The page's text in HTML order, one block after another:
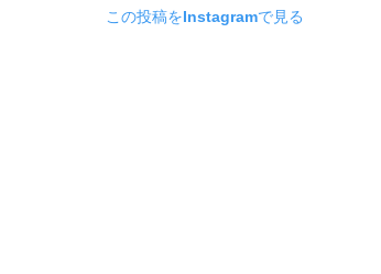
この投稿をInstagramで見る